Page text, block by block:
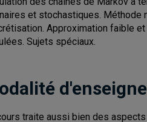
et stochastiques. Méthode
Approximation faible
Sujets spéciaux.
traite aussi bien des